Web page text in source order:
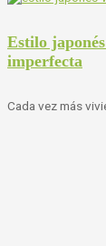
Estilo
imperfecta
Cada vez más